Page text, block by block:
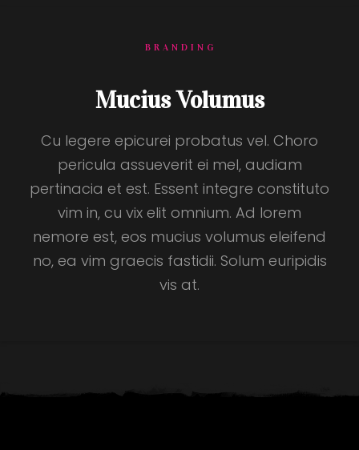
BRANDING
Mucius Volumus
Cu legere epicurei probatus vel. Choro
pericula assueverit ei mel, audiam
pertinacia et est. Essent integre constituto
vim in, cu vix elit omnium. Ad lorem
nemore est, eos mucius volumus eleifend
no, ea vim graecis fastidii. Solum euripidis
vis at.